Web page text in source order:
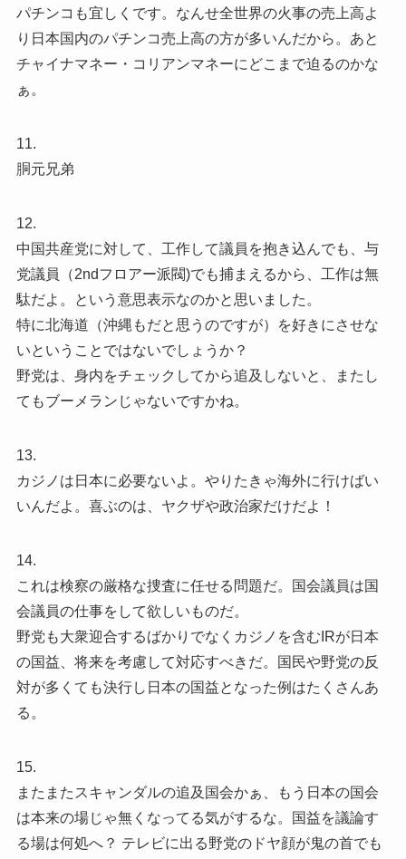
パチンコも宜しくです。なんせ全世界の火事の売上高よ
り日本国内のパチンコ売上高の方が多いんだから。あと
チャイナマネー・コリアンマネーにどこまで迫るのかな
ぁ。
11.
胴元兄弟
12.
中国共産党に対して、工作して議員を抱き込んでも、与
党議員（2ndフロアー派閥)でも捕まえるから、工作は無
駄だよ。という意思表示なのかと思いました。
特に北海道（沖縄もだと思うのですが）を好きにさせな
いということではないでしょうか？
野党は、身内をチェックしてから追及しないと、またし
てもブーメランじゃないですかね。
13.
カジノは日本に必要ないよ。やりたきゃ海外に行けばい
いんだよ。喜ぶのは、ヤクザや政治家だけだよ！
14.
これは検察の厳格な捜査に任せる問題だ。国会議員は国
会議員の仕事をして欲しいものだ。
野党も大衆迎合するばかりでなくカジノを含むIRが日本
の国益、将来を考慮して対応すべきだ。国民や野党の反
対が多くても決行し日本の国益となった例はたくさんあ
る。
15.
またまたスキャンダルの追及国会かぁ、もう日本の国会
は本来の場じゃ無くなってる気がするな。国益を議論す
る場は何処へ？ テレビに出る野党のドヤ顔が鬼の首でも